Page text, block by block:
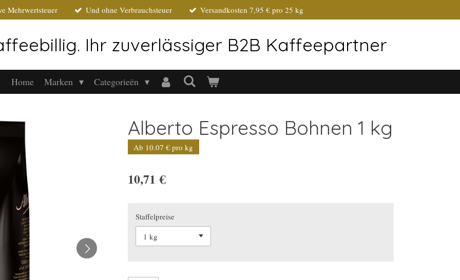
Mehrwertsteuer Und ohne Verbrauchsteuer Versandkosten 7,95 € pro 25 kg
Ihr zuverlässiger B2B Kaffeepartner
Home Marken Categorieën
Alberto Espresso Bohnen 1 kg
Ab 10.07 € pro kg
10,71 €
Staffelpreise